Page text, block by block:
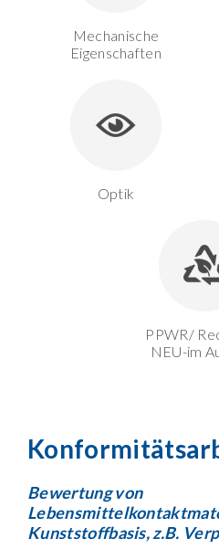
Mechanische
Eigenschaften
Optik
PPWR/
NEU-im
Bewertung von
Kunststoffbasis, z.B.